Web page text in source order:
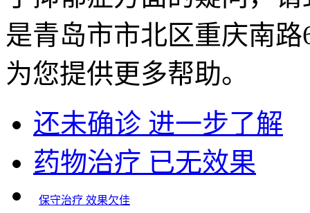
是青岛市市北区重庆南
为您提供更多帮助。
还未确诊 进一步了解
药物治疗 已无效果
保守治疗 效果欠佳